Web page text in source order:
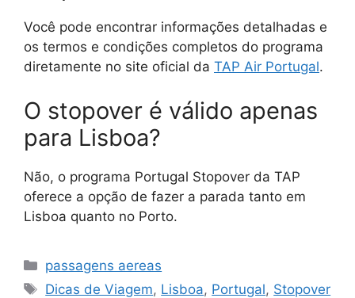
Você pode encontrar informações detalhadas e
os termos e condições completos do programa
diretamente no site oficial da TAP Air Portugal.
O stopover é válido apenas
para Lisboa?
Não, o programa Portugal Stopover da TAP
oferece a opção de fazer a parada tanto em
Lisboa quanto no Porto.
Categorias
passagens aereas
Tags
Dicas de Viagem, Lisboa, Portugal, Stopover